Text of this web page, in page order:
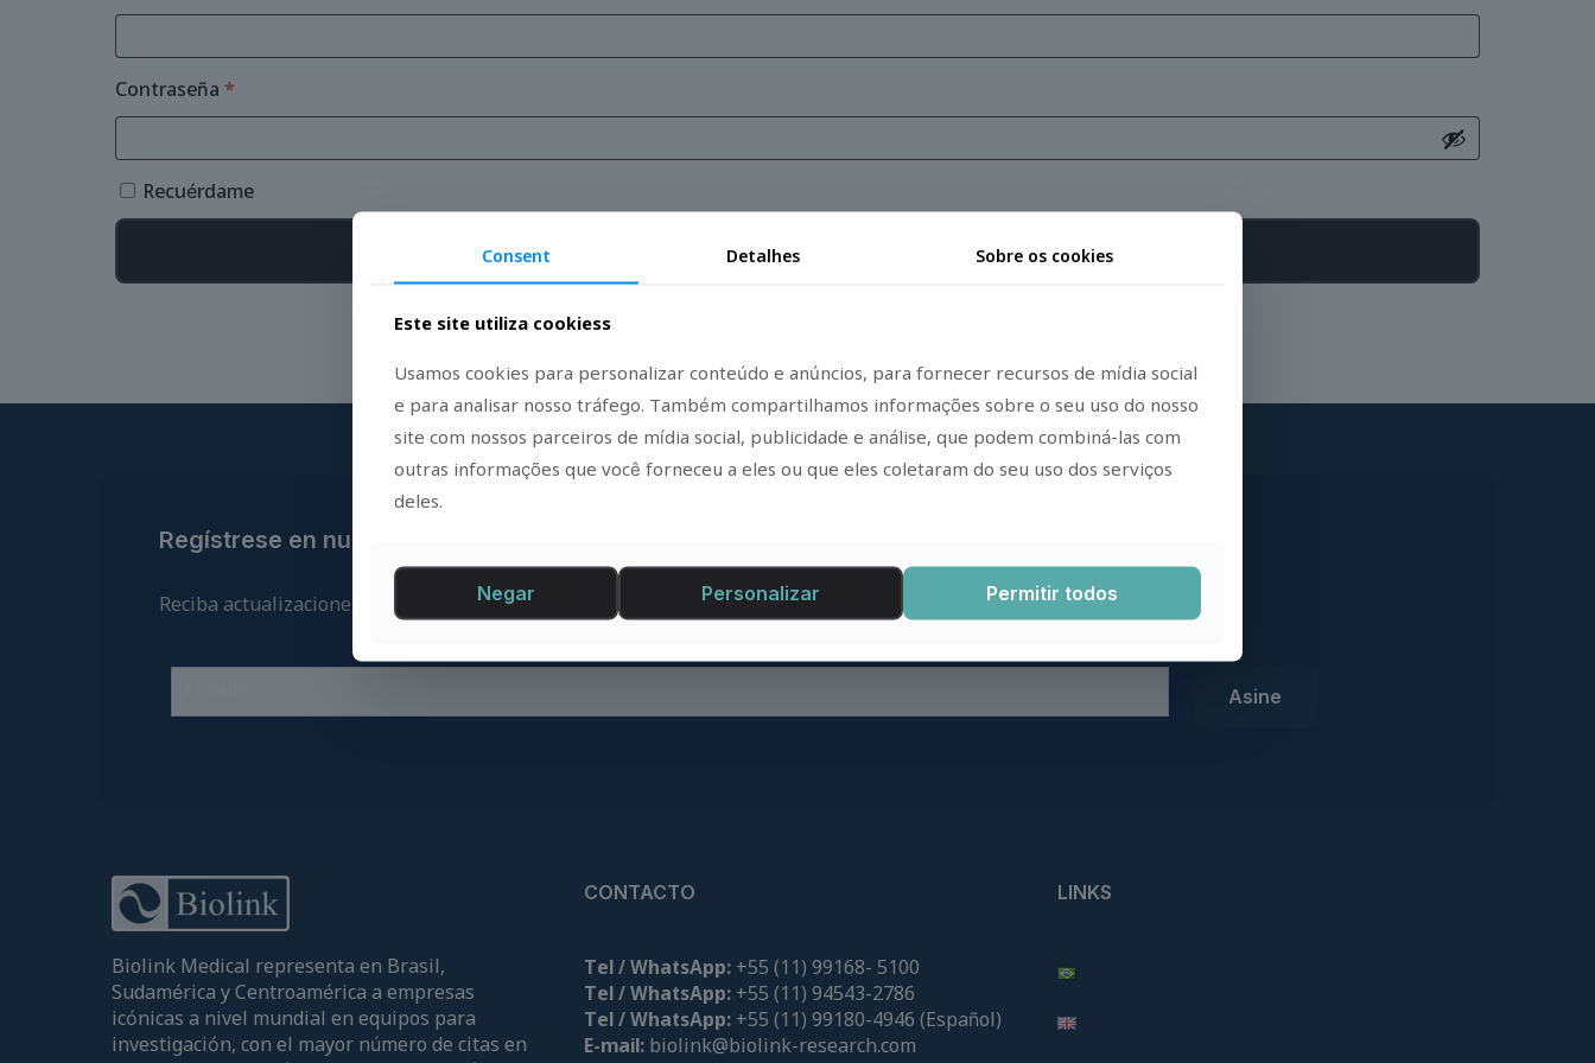
Contraseña *Obligatorio
Recuérdame
Acceso
Regístrese en nuestra lista de correos electrónicos.
Reciba actualizaciones regulares sobre nuestros productos.
Biolink Medical representa en Brasil,
Sudamérica y Centroamérica a empresas
icónicas a nivel mundial en equipos para
investigación, con el mayor número de citas en
CONTACTO
Tel / WhatsApp: +55 (11)99168-5100
Tel / WhatsApp: +55 (11)94543-2786
Tel / WhatsApp: +55 (11)99180-4946 (Español)
E-mail: biolink@biolink-research.com
LINKS
Consent Detalhes Sobre os cookies
Este site utiliza cookiess
Usamos cookies para personalizar conteúdo e anúncios, para fornecer recursos de mídia social
e para analisar nosso tráfego. Também compartilhamos informações sobre o seu uso do nosso
site com nossos parceiros de mídia social, publicidade e análise, que podem combiná-las com
outras informações que você forneceu a eles ou que eles coletaram do seu uso dos serviços
deles.
Negar Personalizar Permitir todos